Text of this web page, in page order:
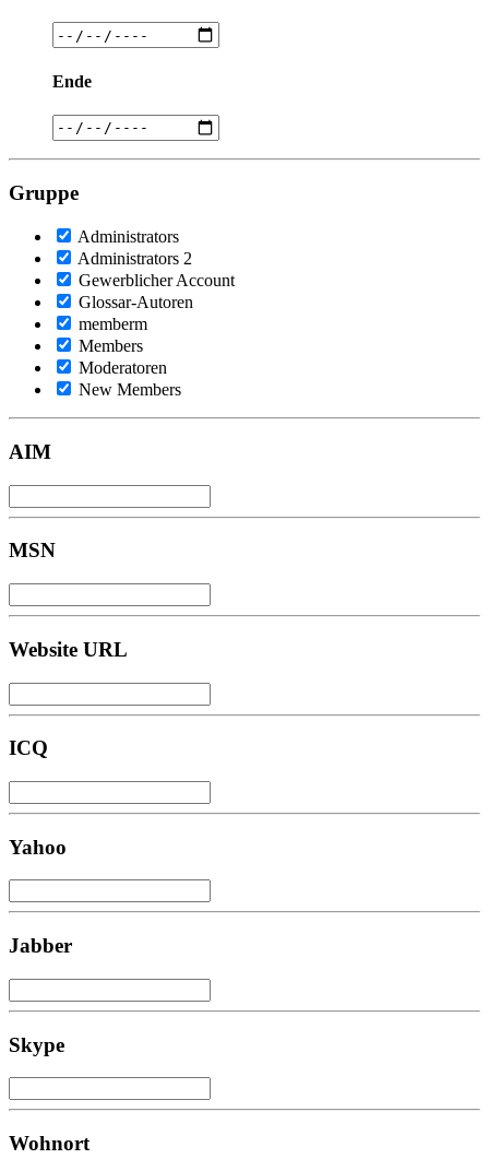
Ende
Gruppe
Administrators
Administrators 2
Gewerblicher Account
Glossar-Autoren
memberm
Members
Moderatoren
New Members
AIM
MSN
Website URL
ICQ
Yahoo
Jabber
Skype
Wohnort